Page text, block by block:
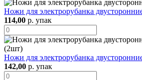
Ножи для электрорубанка
114,00 р. упак
Ножи для электрорубанка
142,00 р. упак